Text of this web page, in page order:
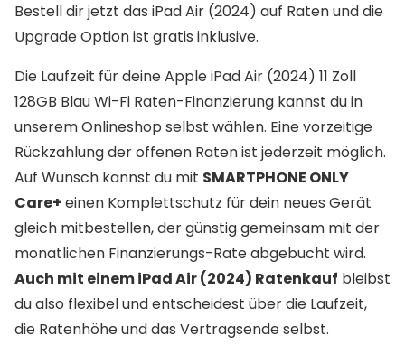
Bestell dir jetzt das iPad Air (2024) auf Raten und die
Upgrade Option ist gratis inklusive.
Die Laufzeit für deine Apple iPad Air (2024) 11 Zoll
128GB Blau Wi-Fi Raten-Finanzierung kannst du in
unserem Onlineshop selbst wählen. Eine vorzeitige
Rückzahlung der offenen Raten ist jederzeit möglich.
Auf Wunsch kannst du mit SMARTPHONE ONLY
Care+ einen Komplettschutz für dein neues Gerät
gleich mitbestellen, der günstig gemeinsam mit der
monatlichen Finanzierungs-Rate abgebucht wird.
Auch mit einem iPad Air (2024) Ratenkauf bleibst
du also flexibel und entscheidest über die Laufzeit,
die Ratenhöhe und das Vertragsende selbst.